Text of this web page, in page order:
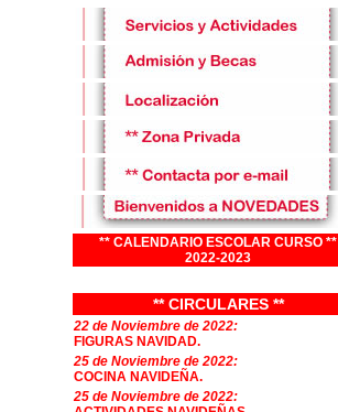
** CALENDARIO ESCOLAR CURSO **
2022-2023
** CIRCULARES **
22 de Noviembre de 2022:
FIGURAS NAVIDAD.
25 de Noviembre de 2022:
COCINA NAVIDEÑA.
25 de Noviembre de 2022: